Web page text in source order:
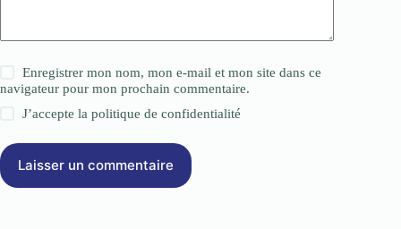
Enregistrer mon nom, mon e-mail et mon site dans ce
navigateur pour mon prochain commentaire.
J’accepte lapolitique de confidentialité
Laisser un commentaire